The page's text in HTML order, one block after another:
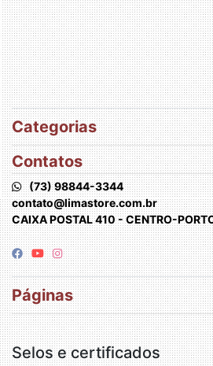
Categorias
Contatos
(73) 98844-3344
contato@limastore.com.br
CAIXA POSTAL 410 - CENTRO-
Páginas
Selos e certificados